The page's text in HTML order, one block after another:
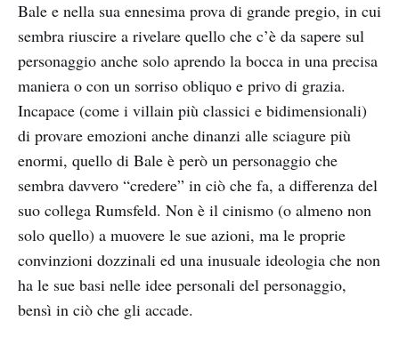
Bale e nella sua ennesima prova di grande pregio, in cui
sembra riuscire a rivelare quello che c’è da sapere sul
personaggio anche solo aprendo la bocca in una precisa
maniera o con un sorriso obliquo e privo di grazia.
Incapace (come i villain più classici e bidimensionali)
di provare emozioni anche dinanzi alle sciagure più
enormi, quello di Bale è però un personaggio che
sembra davvero “credere” in ciò che fa, a differenza del
suo collega Rumsfeld. Non è il cinismo (o almeno non
solo quello) a muovere le sue azioni, ma le proprie
convinzioni dozzinali ed una inusuale ideologia che non
ha le sue basi nelle idee personali del personaggio,
bensì in ciò che gli accade.